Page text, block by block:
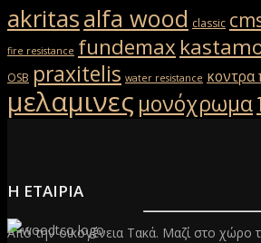
akritasalfa wood classic
fire resistance fundemax
OSB praxitelis water resistance κοντρα
μελαμινες μονόχρωμα
Η ΕΤΑΙΡΙΑ
Από την οικογένεια Τακά. Μαζί στο χώρο